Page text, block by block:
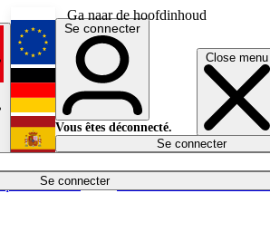
Ga naar de hoofdinhoud
Close menu
Se connecter
Économie
English
Deutsch
Español
Se connecter
Vous êtes déconnecté.
Se connecter